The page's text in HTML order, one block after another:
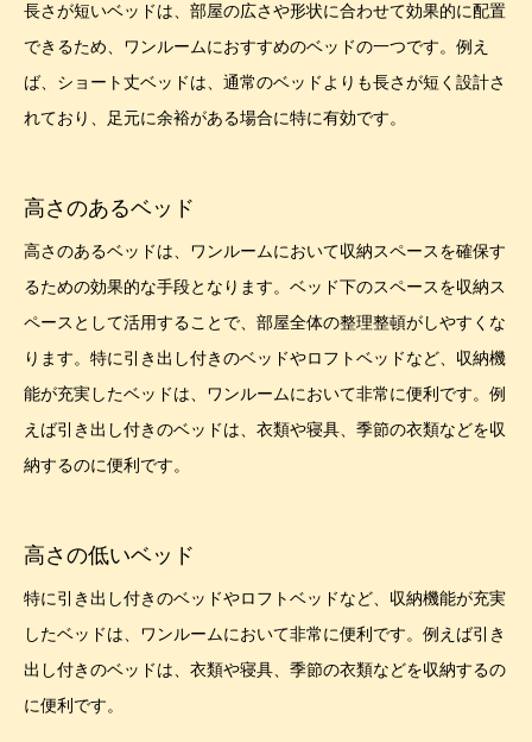
長さが短いベッドは、部屋の広さや形状に合わせて効果的に配置
できるため、ワンルームにおすすめのベッドの一つです。例え
ば、ショート丈ベッドは、通常のベッドよりも長さが短く設計さ
れており、足元に余裕がある場合に特に有効です。
高さのあるベッド
高さのあるベッドは、ワンルームにおいて収納スペースを確保す
るための効果的な手段となります。ベッド下のスペースを収納ス
ペースとして活用することで、部屋全体の整理整頓がしやすくな
ります。特に引き出し付きのベッドやロフトベッドなど、収納機
能が充実したベッドは、ワンルームにおいて非常に便利です。例
えば引き出し付きのベッドは、衣類や寝具、季節の衣類などを収
納するのに便利です。
高さの低いベッド
特に引き出し付きのベッドやロフトベッドなど、収納機能が充実
したベッドは、ワンルームにおいて非常に便利です。例えば引き
出し付きのベッドは、衣類や寝具、季節の衣類などを収納するの
に便利です。